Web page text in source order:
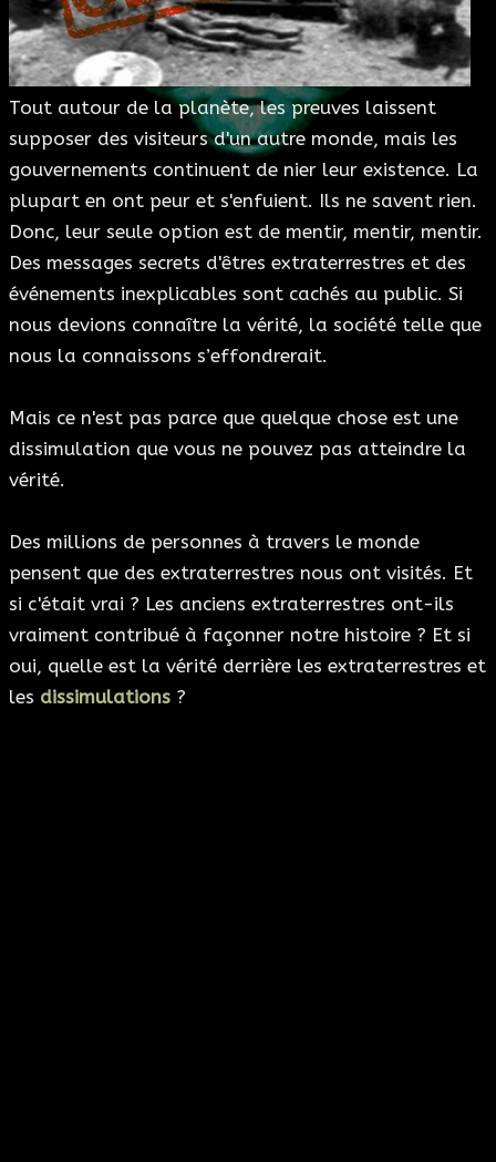
ESOTÉRISME
SECTES
BLOG
A PROPOS
Tout autour de la planète, les preuves laissent
supposer des visiteurs d'un autre monde, mais les
gouvernements continuent de nier leur existence. La
plupart en ont peur et s'enfuient. Ils ne savent rien.
Donc, leur seule option est de mentir, mentir, mentir.
Des messages secrets d'êtres extraterrestres et des
événements inexplicables sont cachés au public. Si
nous devions connaître la vérité, la société telle que
nous la connaissons s’effondrerait.
Mais ce n'est pas parce que quelque chose est une
dissimulation que vous ne pouvez pas atteindre la
vérité.
Des millions de personnes à travers le monde
pensent que des extraterrestres nous ont visités. Et
si c'était vrai ? Les anciens extraterrestres ont-ils
vraiment contribué à façonner notre histoire ? Et si
oui, quelle est la vérité derrière les extraterrestres et
les dissimulations ?